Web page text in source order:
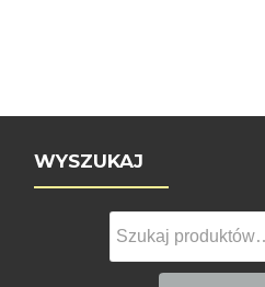
WYSZUKAJ
Szukaj: